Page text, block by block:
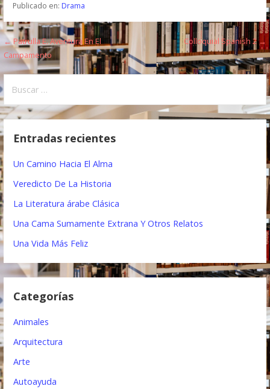
Publicado en: Drama
N
a
v
e
a
ó
n
d
n
← Patrulla E. Aventura En El
Campamento
Colloquial Spanish 2 →
s
Entradas recientes
Un Camino Hacia El Alma
Veredicto De La Historia
La Literatura árabe Clásica
Una Cama Sumamente Extrana Y Otros Relatos
Una Vida Más Feliz
Categorías
Animales
Arquitectura
Arte
Autoayuda